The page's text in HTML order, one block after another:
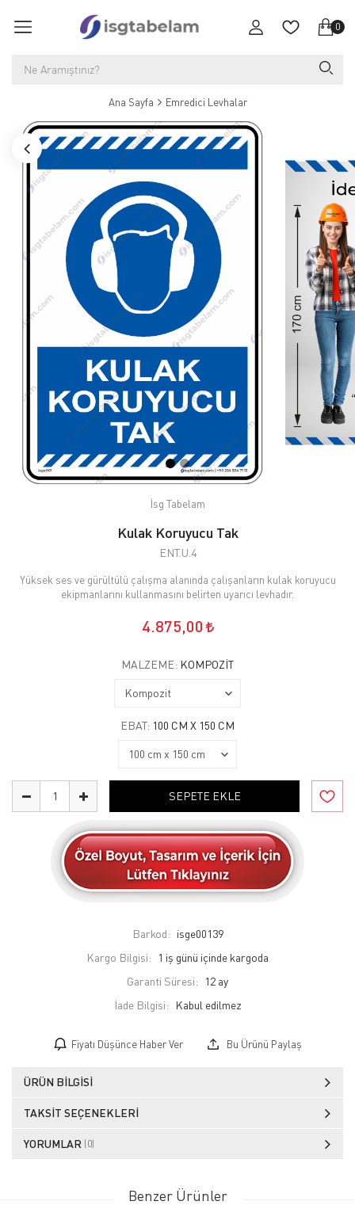
0
Ana Sayfa Emredici Levhalar
İsg Tabelam
Kulak Koruyucu Tak
ENT.U.4
Yüksek ses ve gürültülü çalışma alanında çalışanların kulak koruyucu
ekipmanlarını kullanmasını belirten uyarıcı levhadır.
4.875,00
MALZEME: KOMPOZIT
EBAT: 100 CM X 150 CM
SEPETE EKLE
Barkod: isge00139
Kargo Bilgisi:
1 iş günü içinde kargoda
Garanti Süresi:
12 ay
İade Bilgisi:
Fiyatı Düşünce Haber Ver Bu Ürünü Paylaş
ÜRÜN BILGISI
TAKSIT SEÇENEKLERI
YORUMLAR (0)
Benzer Ürünler